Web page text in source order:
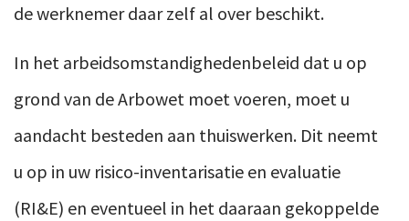
de werknemer daar zelf al over beschikt.
In het arbeidsomstandighedenbeleid dat u op
grond van de Arbowet moet voeren, moet u
aandacht besteden aan thuiswerken. Dit neemt
u op in uw risico-inventarisatie en evaluatie
(RI&E) en eventueel in het daaraan gekoppelde